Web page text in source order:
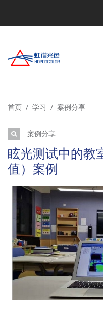
行业
应用
产品
关于我们
首页 学习 案例分享
案例分享
眩光测试中的教
值）案例